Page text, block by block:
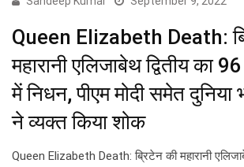
Queen Elizabeth Death:
महारानी एलिजाबेथ द्वितीय का
में निधन, पीएम मोदी समेत
ने व्यक्त किया शोक
Queen Elizabeth Death: ब्रिटेन की महारानी